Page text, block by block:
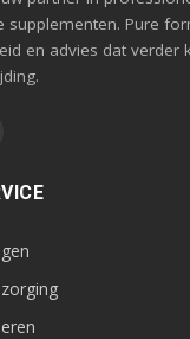
supplementen. Pure
en advies dat verder